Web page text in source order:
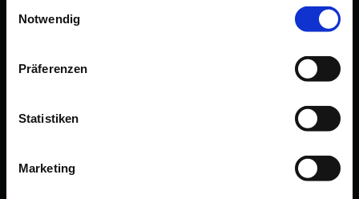
Notwendig
Präferenzen
Statistiken
Marketing